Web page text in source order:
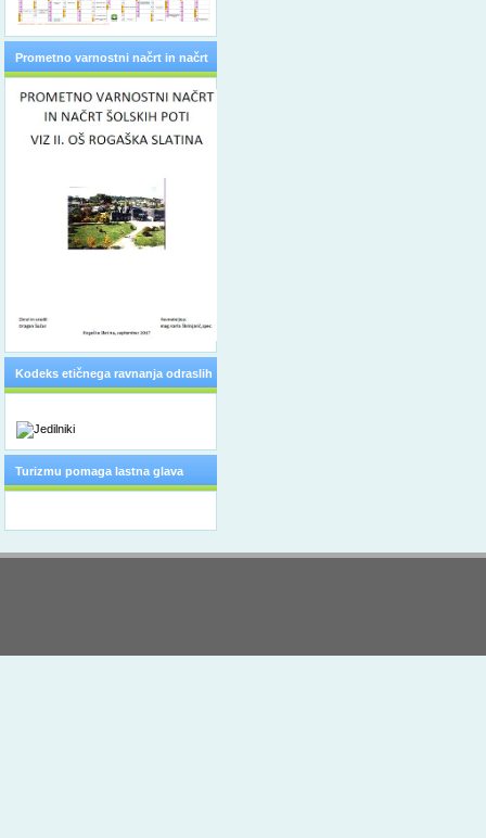
Prometno varnostni načrt in načrt
šolskih poti
Kodeks etičnega ravnanja odraslih
Turizmu pomaga lastna glava